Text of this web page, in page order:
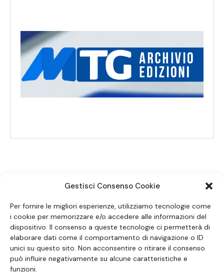
Gestisci Consenso Cookie
Per fornire le migliori esperienze, utilizziamo tecnologie come
i cookie per memorizzare e/o accedere alle informazioni del
dispositivo. Il consenso a queste tecnologie ci permetterà di
elaborare dati come il comportamento di navigazione o ID
unici su questo sito. Non acconsentire o ritirare il consenso
può influire negativamente su alcune caratteristiche e
funzioni.
SEGUICI SUI SOCIAL